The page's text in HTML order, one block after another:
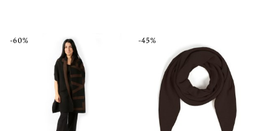
-60% -45%